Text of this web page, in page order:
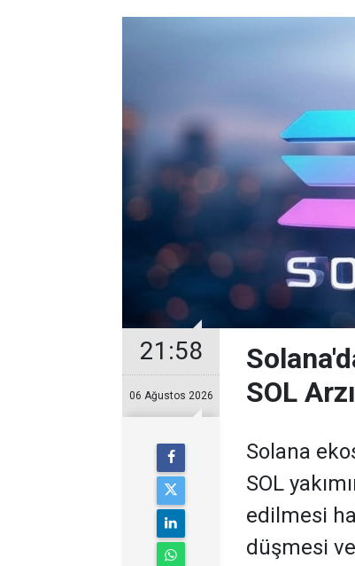
21:58
06 Ağustos 2026
SOL
Solana
SOL
edilmesi
düşmesi